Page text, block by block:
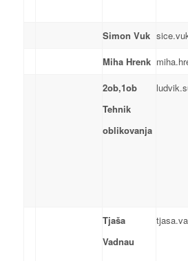
Simon Vuk
Miha Hrenk
2ob,1ob
Tehnik
oblikovanja
Tjaša
Vadnau